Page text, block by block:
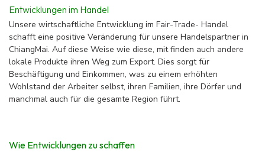
Entwicklungen im Handel
Unsere wirtschaftliche Entwicklung im Fair-Trade- Handel
schafft eine positive Veränderung für unsere Handelspartner in
ChiangMai. Auf diese Weise wie diese, mit finden auch andere
lokale Produkte ihren Weg zum Export. Dies sorgt für
Beschäftigung und Einkommen, was zu einem erhöhten
Wohlstand der Arbeiter selbst, ihren Familien, ihre Dörfer und
manchmal auch für die gesamte Region führt.
Wie Entwicklungen zu schaffen